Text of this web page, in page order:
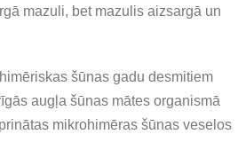
mazuli, bet mazulis aizsargā un
šūnas gadu desmitiem
augļa šūnas mātes organismā
mikrohimēras šūnas veselos